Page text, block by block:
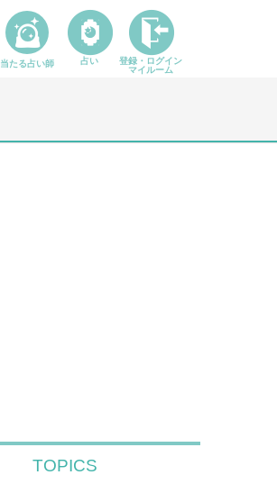
TOPICS
当たる占い師 占い
登録・ログイン
マイルーム